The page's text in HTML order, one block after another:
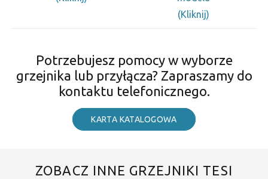
(Kliknij)
Potrzebujesz pomocy w wyborze
grzejnika lub przyłącza? Zapraszamy do
kontaktu telefonicznego.
KARTA KATALOGOWA
ZOBACZ INNE GRZEJNIKI TESI